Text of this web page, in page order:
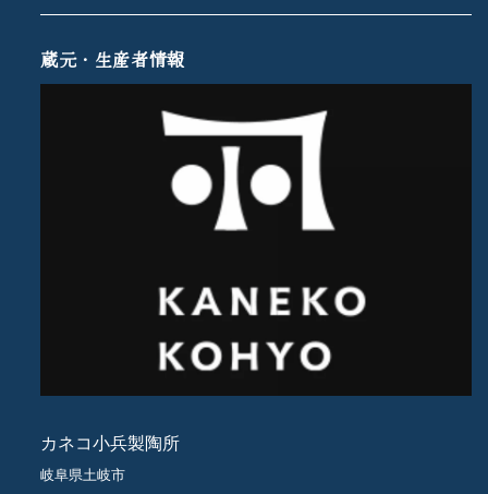
蔵元・生産者情報
カネコ小兵製陶所
岐阜県土岐市